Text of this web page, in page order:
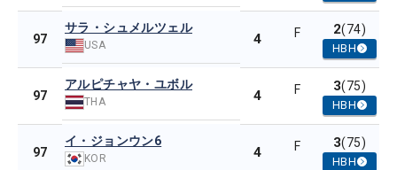
97
サラ・シュメルツェル
USA 4 F 2(74)
HBH
97
アルピチャヤ・ユボル
THA 4 F 3(75)
HBH
97
イ・ジョンウン6
KOR 4 F 3(75)
HBH